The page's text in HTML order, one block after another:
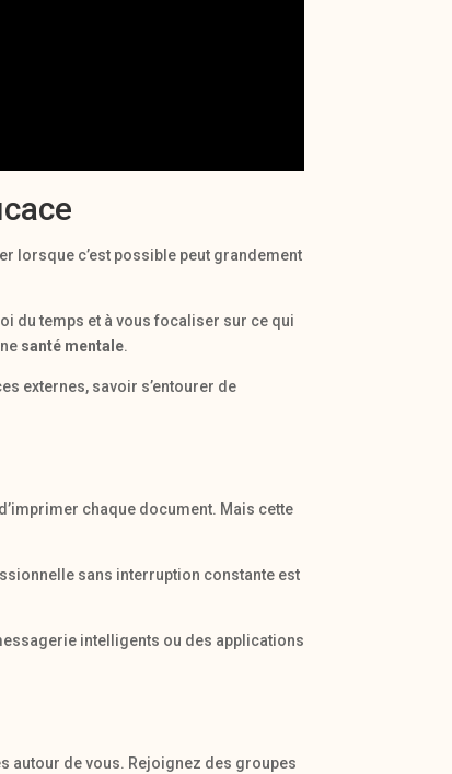
lorsque c’est possible peut grandement
du temps et à vous focaliser sur ce qui
santé mentale.
externes, savoir s’entourer de
chaque document. Mais cette
sans interruption constante est
intelligents ou des applications
autour de vous. Rejoignez des groupes